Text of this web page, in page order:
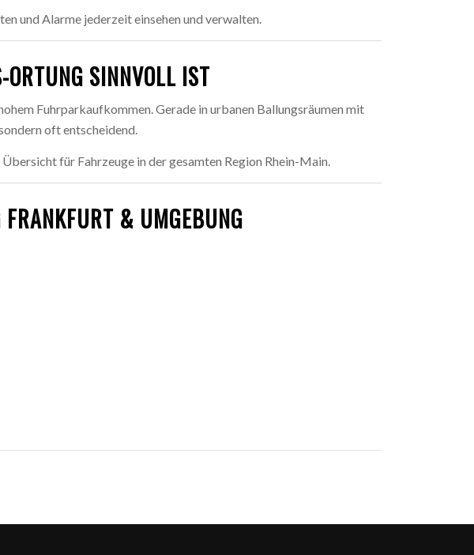
und Alarme jederzeit einsehen und verwalten.
SINNVOLL IST
Fuhrparkaufkommen. Gerade in urbanen Ballungsräumen mit
oft entscheidend.
für Fahrzeuge in der gesamten Region Rhein-Main.
FRANKFURT & UMGEBUNG